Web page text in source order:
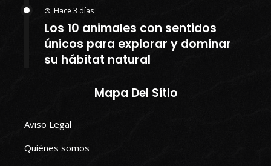
Hace 3 días
Los 10 animales con sentidos
únicos para explorar y dominar
su hábitat natural
Mapa Del Sitio
Aviso Legal
Quiénes somos